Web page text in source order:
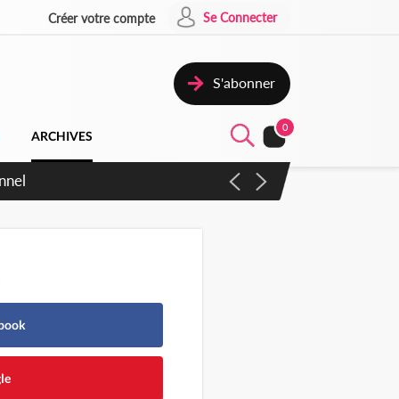
Créer votre compte Se Connecter
S'abonner
ARCHIVES
0
sens inverse